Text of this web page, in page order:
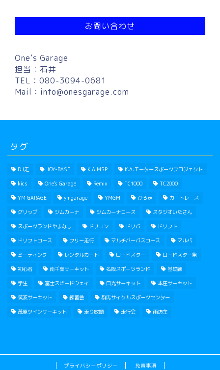
お問い合わせ
One’s Garage
担当：石井
TEL：080-3094-0681
Mail： info@onesgarage.com
タグ
DJ走 JOY-BASE K.A.MSP K.A.モータースポーツプロジェクト
kics One's Garage Remix TC1000 TC2000
YM GARAGE ymgarage YMGM ひろ走 カートレース
グリップ ジムカーナ ジムカーナコース スタジオいたさん
スポーツランドやまなし ドリコン ドリパ ドリフト
ドリフトコース フリー走行 マルチパーパスコース マルパ
ミーティング レンタルカート ロードスター ロードスター祭
初心者 南千葉サーキット 名阪スポーツランド 基礎練
学生 富士スピードウェイ 日光サーキット 本庄サーキット
筑波サーキット 練習会 群馬サイクルスポーツセンター
茂原ツインサーキット 走り放題 走行会 雨坊主
プライバシーポリシー 免責事項